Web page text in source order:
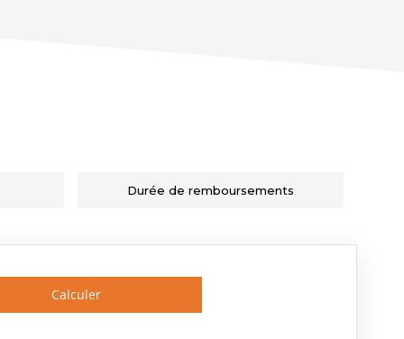
Durée de remboursements